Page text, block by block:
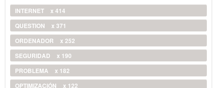
INTERNET
x 414
QUESTION
x 371
ORDENADOR
x 252
SEGURIDAD
x 190
PROBLEMA
x 182
OPTIMIZACIÓN
x 122